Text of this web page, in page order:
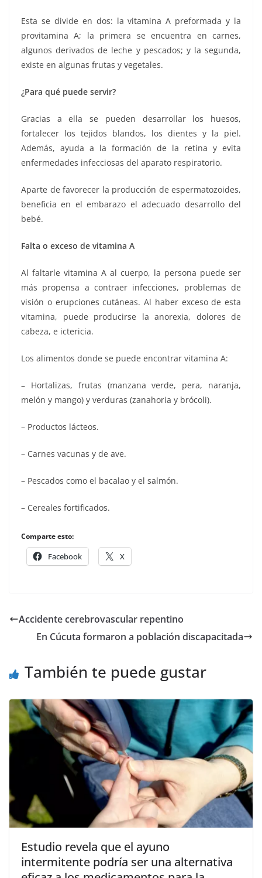
Esta se divide en dos: la vitamina A preformada y la
provitamina A; la primera se encuentra en carnes,
algunos derivados de leche y pescados; y la segunda,
existe en algunas frutas y vegetales.
¿Para qué puede servir?
Gracias a ella se pueden desarrollar los huesos,
fortalecer los tejidos blandos, los dientes y la piel.
Además, ayuda a la formación de la retina y evita
enfermedades infecciosas del aparato respiratorio.
Aparte de favorecer la producción de espermatozoides,
beneficia en el embarazo el adecuado desarrollo del
bebé.
Falta o exceso de vitamina A
Al faltarle vitamina A al cuerpo, la persona puede ser
más propensa a contraer infecciones, problemas de
visión o erupciones cutáneas. Al haber exceso de esta
vitamina, puede producirse la anorexia, dolores de
cabeza, e ictericia.
Los alimentos donde se puede encontrar vitamina A:
– Hortalizas, frutas (manzana verde, pera, naranja,
melón y mango) y verduras (zanahoria y brócoli).
– Productos lácteos.
– Carnes vacunas y de ave.
– Pescados como el bacalao y el salmón.
– Cereales fortificados.
Comparte esto:
Facebook X
Accidente cerebrovascular repentino
En Cúcuta formaron a población discapacitada
También te puede gustar
Estudio revela que el ayuno
intermitente podría ser una alternativa